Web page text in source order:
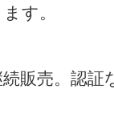
す。
販売。認